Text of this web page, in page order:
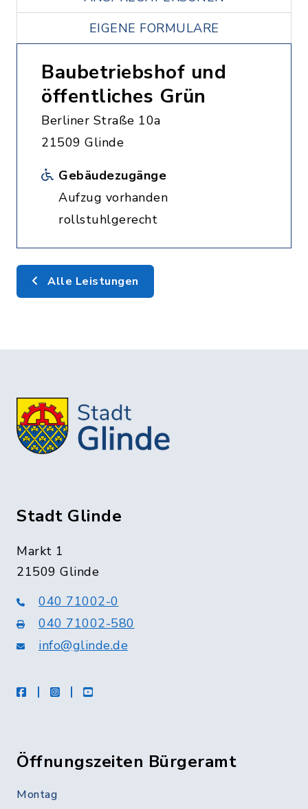
EIGENE FORMULARE
Baubetriebshof und
öffentliches Grün
Berliner Straße 10a
21509 Glinde
Gebäudezugänge
Aufzug vorhanden
rollstuhlgerecht
Alle Leistungen
Stadt Glinde
Markt 1
21509 Glinde
040 71002-0
040 71002-580
info@glinde.de
facebookinstagramYoutube
Öffnungszeiten Bürgeramt
Montag